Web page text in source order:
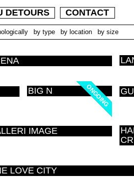
DETOURS CONTACT
by type by location by size
ONGOING
ONGOING
BIG N
IMAGE
LOVE CITY